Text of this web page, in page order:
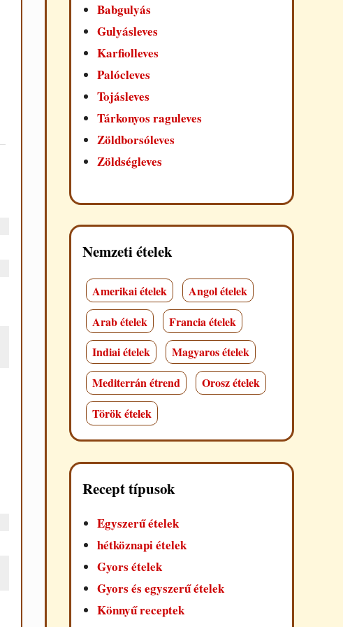
Babgulyás
Gulyásleves
Karfiolleves
Palócleves
Tojásleves
Tárkonyos raguleves
Zöldborsóleves
Zöldségleves
Nemzeti ételek
Amerikai ételek
Angol ételek
Arab ételek
Francia ételek
Indiai ételek
Magyaros ételek
Mediterrán étrend
Orosz ételek
Török ételek
Recept típusok
Egyszerű ételek
hétköznapi ételek
Gyors ételek
Gyors és egyszerű ételek
Könnyű receptek